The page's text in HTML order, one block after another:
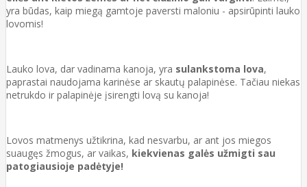
yra būdas, kaip miegą gamtoje paversti maloniu - apsirūpinti lauko
lovomis!
Lauko lova, dar vadinama kanoja, yra sulankstoma lova,
paprastai naudojama karinėse ar skautų palapinėse. Tačiau niekas
netrukdo ir palapinėje įsirengti lovą su kanoja!
Lovos matmenys užtikrina, kad nesvarbu, ar ant jos miegos
suaugęs žmogus, ar vaikas, kiekvienas galės užmigti sau
patogiausioje padėtyje!